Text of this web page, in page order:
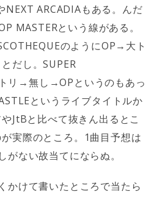
ARCADIAもある。んだ
MASTERという線がある。
のようにOP→大ト
だし。SUPER
リ→無し→OPというのもあっ
というライブタイトルか
JtBと比べて抜きん出るとこ
実際のところ。1曲目予想は
がない故当てにならぬ。
かけて書いたところで当たら